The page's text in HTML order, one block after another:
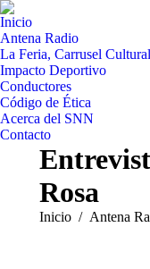
Inicio
Antena Radio
La Feria, Carrusel Cultural
Impacto Deportivo
Conductores
Código de Ética
Acerca del SNN
Contacto
Rosa
Estás aquí:
Inicio Antena